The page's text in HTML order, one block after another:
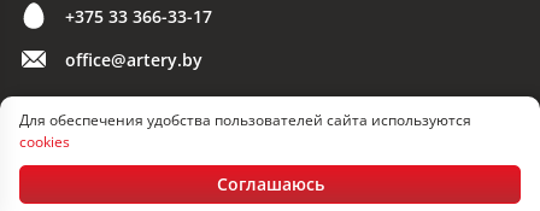
Для обеспечения удобства пользователей сайта используются
cookies
Соглашаюсь
+375 33 366-33-17
office@artery.by
Разработка сайта — SLAM
© 2026 ООО «Артерия»